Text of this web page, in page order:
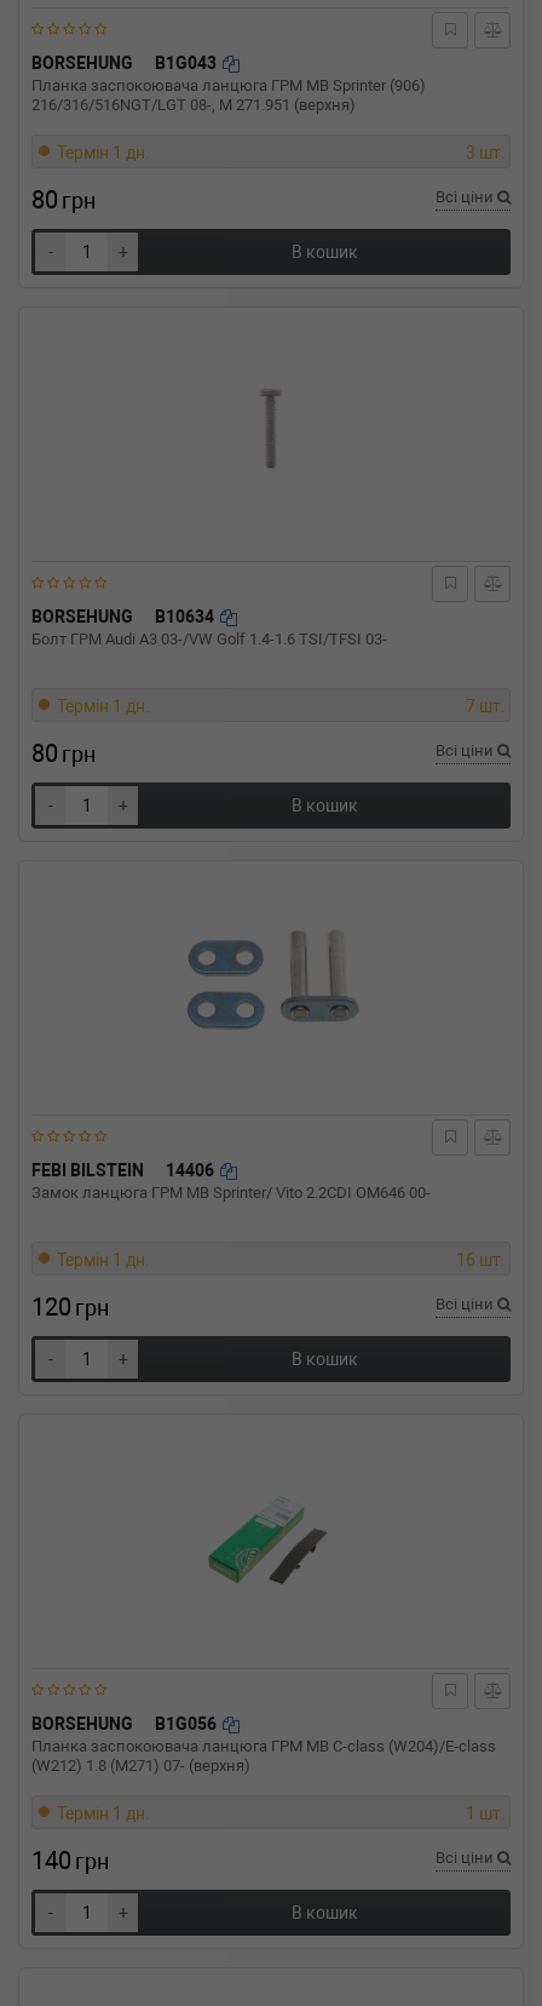
BORSEHUNG B1G043
Планка заспокоювача ланцюга ГРМ MB Sprinter (906)
216/316/516NGT/LGT 08-, M 271.951 (верхня)
Термін 1 дн. 3 шт.
80 грн Всі ціни
- + В кошик
BORSEHUNG B10634
Болт ГРМ Audi A3 03-/VW Golf 1.4-1.6 TSI/TFSI 03-
Термін 1 дн. 7 шт.
80 грн Всі ціни
- + В кошик
FEBI BILSTEIN 14406
Замок ланцюга ГРМ MB Sprinter/ Vito 2.2CDI OM646 00-
Термін 1 дн. 16 шт.
120 грн Всі ціни
- + В кошик
BORSEHUNG B1G056
Планка заспокоювача ланцюга ГРМ MB C-class (W204)/E-class
(W212) 1.8 (M271) 07- (верхня)
Термін 1 дн. 1 шт.
140 грн Всі ціни
- + В кошик